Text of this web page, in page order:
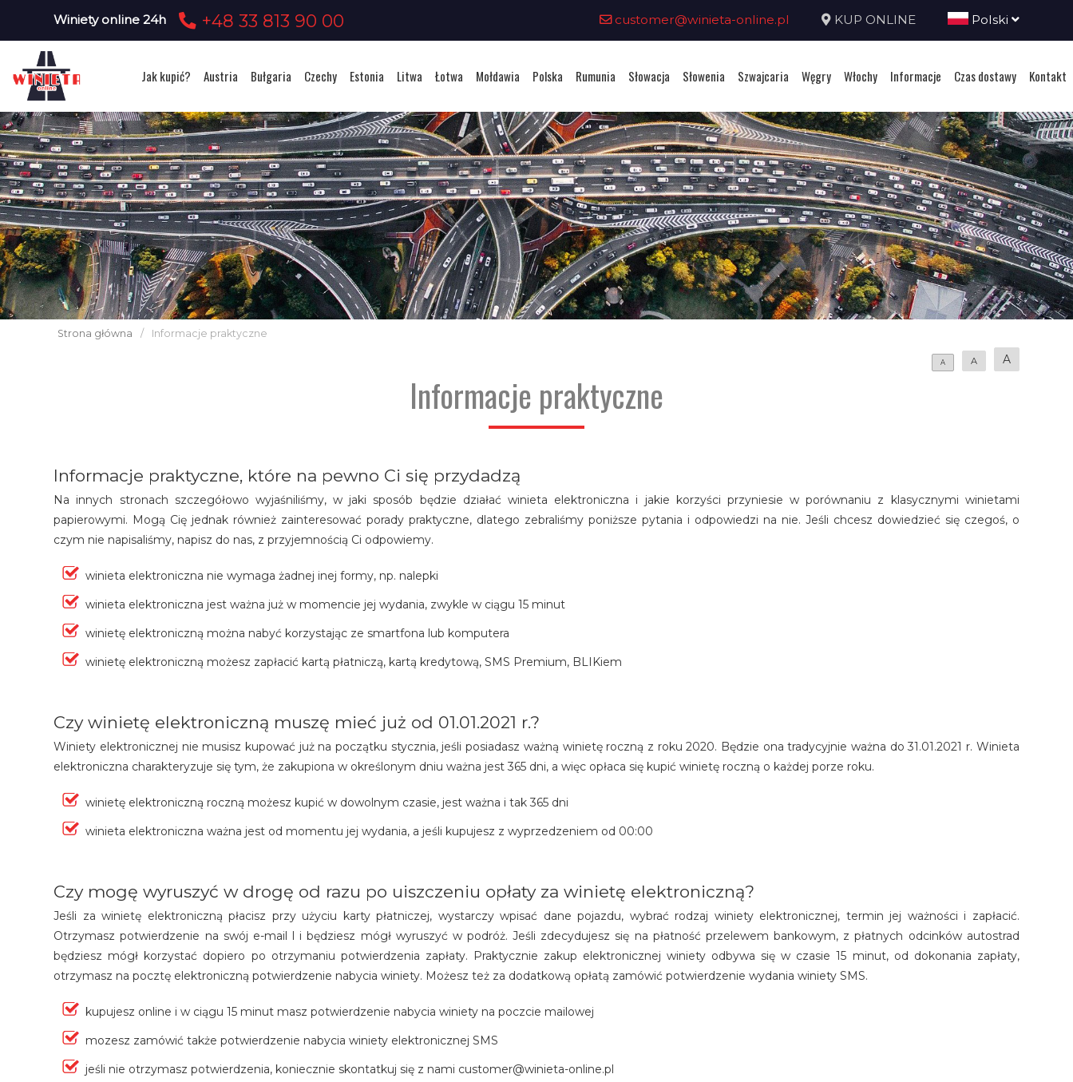
Winiety online 24h +48 33 813 90 00 customer@winieta-online.pl KUP ONLINE Polski
Jak kupić? Austria Bułgaria Czechy Estonia Litwa Łotwa Mołdawia Polska Rumunia Słowacja Słowenia Szwajcaria Węgry Włochy Informacje Czas dostawy Kontakt
Strona główna / Informacje praktyczne
A A A
Informacje praktyczne
Informacje praktyczne, które na pewno Ci się przydadzą
Na innych stronach szczegółowo wyjaśniliśmy, w jaki sposób będzie działać winieta elektroniczna i jakie korzyści przyniesie w porównaniu z klasycznymi winietami
papierowymi. Mogą Cię jednak również zainteresować porady praktyczne, dlatego zebraliśmy poniższe pytania i odpowiedzi na nie. Jeśli chcesz dowiedzieć się czegoś, o
czym nie napisaliśmy, napisz do nas, z przyjemnością Ci odpowiemy.
winieta elektroniczna nie wymaga żadnej inej formy, np. nalepki
winieta elektroniczna jest ważna już w momencie jej wydania, zwykle w ciągu 15 minut
winietę elektroniczną można nabyć korzystając ze smartfona lub komputera
winietę elektroniczną możesz zapłacić kartą płatniczą, kartą kredytową, SMS Premium, BLIKiem
Czy winietę elektroniczną muszę mieć już od 01.01.2021 r.?
Winiety elektronicznej nie musisz kupować już na początku stycznia, jeśli posiadasz ważną winietę roczną z roku 2020. Będzie ona tradycyjnie ważna do 31.01.2021 r. Winieta
elektroniczna charakteryzuje się tym, że zakupiona w określonym dniu ważna jest 365 dni, a więc opłaca się kupić winietę roczną o każdej porze roku.
winietę elektroniczną roczną możesz kupić w dowolnym czasie, jest ważna i tak 365 dni
winieta elektroniczna ważna jest od momentu jej wydania, a jeśli kupujesz z wyprzedzeniem od 00:00
Czy mogę wyruszyć w drogę od razu po uiszczeniu opłaty za winietę elektroniczną?
Jeśli za winietę elektroniczną płacisz przy użyciu karty płatniczej, wystarczy wpisać dane pojazdu, wybrać rodzaj winiety elektronicznej, termin jej ważności i zapłacić.
Otrzymasz potwierdzenie na swój e-mail l i będziesz mógł wyruszyć w podróż. Jeśli zdecydujesz się na płatność przelewem bankowym, z płatnych odcinków autostrad
będziesz mógł korzystać dopiero po otrzymaniu potwierdzenia zapłaty. Praktycznie zakup elektronicznej winiety odbywa się w czasie 15 minut, od dokonania zapłaty,
otrzymasz na pocztę elektroniczną potwierdzenie nabycia winiety. Możesz też za dodatkową opłatą zamówić potwierdzenie wydania winiety SMS.
kupujesz online i w ciągu 15 minut masz potwierdzenie nabycia winiety na poczcie mailowej
mozesz zamówić także potwierdzenie nabycia winiety elektronicznej SMS
jeśli nie otrzymasz potwierdzenia, koniecznie skontatkuj się z nami customer@winieta-online.pl